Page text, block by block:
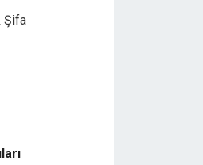
Şifa